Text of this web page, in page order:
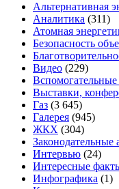
Альтернативная
Аналитика (311)
Атомная
Безопасность
Видео (229)
Вспомогательные
Выставки,
Газ (3 645)
Галерея (945)
ЖКХ (304)
Законодательные
Интервью (24)
Интересные
Инфографика (1)